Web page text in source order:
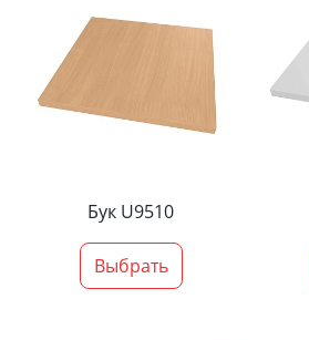
Бук U9510
Выбрать